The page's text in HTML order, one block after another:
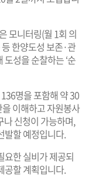
모니터링(월 1회 의
한양도성 보존·관
성을 순찰하는 ‘순
명을 포함해 약 30
이해하고 자원봉사
신청이 가능하며,
발할 예정입니다.
요한 실비가 제공되
공할 계획입니다.